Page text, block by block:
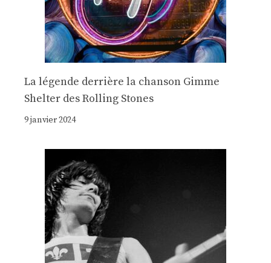
La légende derrière la chanson Gimme
Shelter des Rolling Stones
9 janvier 2024